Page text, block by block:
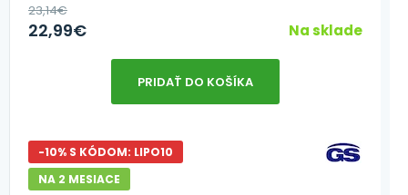
23,14€
22,99€ Na sklade
PRIDAŤ DO KOŠÍKA
-10% S KÓDOM: LIPO10
NA 2 MESIACE